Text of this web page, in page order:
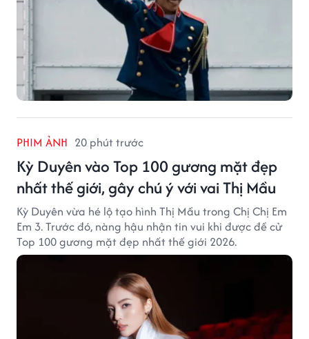
PHIM ẢNH 20 phút trước
Kỳ Duyên vào Top 100 gương mặt đẹp
nhất thế giới, gây chú ý với vai Thị Mầu
Kỳ Duyên vừa hé lộ tạo hình Thị Mầu trong Chị Chị Em
Em 3. Trước đó, nàng hậu nhận tin vui khi được đề cử
Top 100 gương mặt đẹp nhất thế giới 2026.